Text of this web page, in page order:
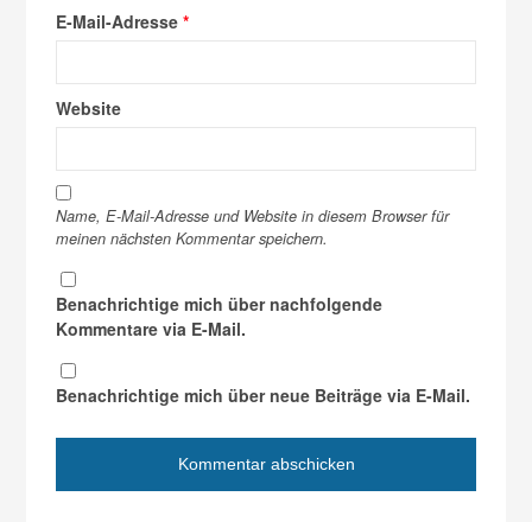
E-Mail-Adresse*
Website
Name, E-Mail-Adresse und Website in diesem Browser für
meinen nächsten Kommentar speichern.
Benachrichtige mich über nachfolgende
Kommentare via E-Mail.
Benachrichtige mich über neue Beiträge via E-Mail.